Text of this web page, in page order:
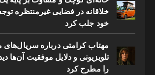
خلاقانه در فضایی غیرمنتظره
خود جلب کرد
مهتاب کرامتی درباره
تلویزیونی و دلایل موفقیت آن‌ها
را مطرح کرد